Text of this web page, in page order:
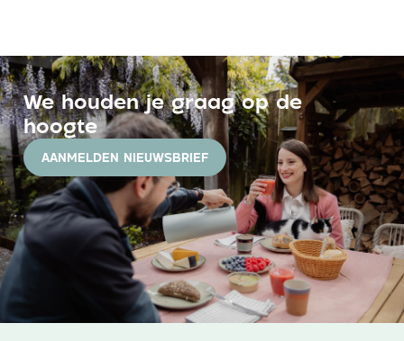
We houden je graag op de
hoogte
AANMELDEN NIEUWSBRIEF